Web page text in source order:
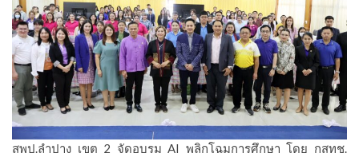
สพป.ลำปาง เขต 2 จัดอบรม AI พลิกโฉมการศึกษา โดย กสทช.